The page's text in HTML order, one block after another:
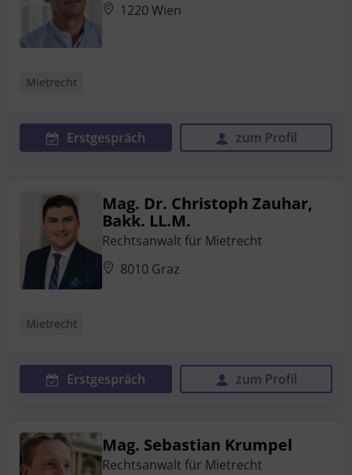
1220 Wien
Mietrecht
Erstgespräch zum Profil
Mag. Dr. Christoph Zauhar,
Bakk. LL.M.
Rechtsanwalt für Mietrecht
8010 Graz
Mietrecht
Erstgespräch zum Profil
Mag. Sebastian Krumpel
Rechtsanwalt für Mietrecht